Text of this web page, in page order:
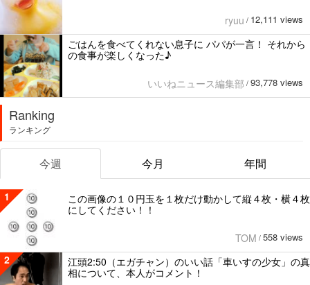
ryuu / 12,111 views
ごはんを食べてくれない息子に パパが一言！ それから
の食事が楽しくなった♪
いいねニュース編集部 / 93,778 views
Ranking
ランキング
今週 今月 年間
1
この画像の１０円玉を１枚だけ動かして縦４枚・横４枚
にしてください！！
TOM / 558 views
2
江頭2:50（エガチャン）のいい話「車いすの少女」の真
相について、本人がコメント！